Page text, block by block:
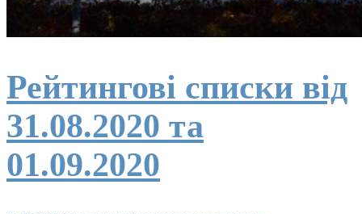
Рейтингові списки від
31.08.2020 та
01.09.2020